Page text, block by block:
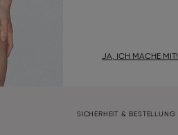
JA, ICH MACHE MIT!
SICHERHEIT & BESTELLUNG